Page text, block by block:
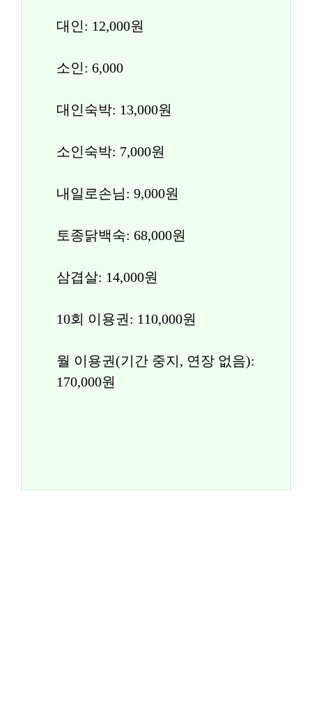
대인: 12,000원
소인: 6,000
대인숙박: 13,000원
소인숙박: 7,000원
내일로손님: 9,000원
토종닭백숙: 68,000원
삼겹살: 14,000원
10회 이용권: 110,000원
월 이용권(기간 중지, 연장 없음):
170,000원